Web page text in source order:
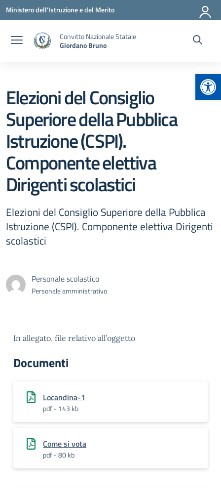
Vai ai contenuti
Vai al menu di navigazione
Vai al footer
Ministero dell'Istruzione e del Merito
Convitto Nazionale Statale
Giordano Bruno
Elezioni del Consiglio
Superiore della Pubblica
Istruzione (CSPI).
Componente elettiva
Dirigenti scolastici
Elezioni del Consiglio Superiore della Pubblica
Istruzione (CSPI). Componente elettiva Dirigenti
scolastici
Personale scolastico
Personale amministrativo
In allegato, file relativo all’oggetto
Documenti
Locandina-1
pdf - 143 kb
Come si vota
pdf - 80 kb